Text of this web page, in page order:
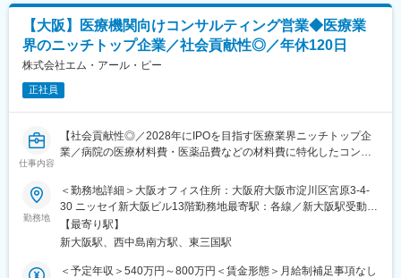
務を通じて医療業界における経営資源の有効活用を計画的に推し
進めることによって、総合ソリューションを提供し、医療経営の
改革、改善に貢献しています。病院経営の外部パートナーとして
重要な役割を担っています。
■当社の特徴：2002年の創業以来、医療機関に対し、「医業収益
に対する材料費率の低減」をテーマに、医療材料費・医薬品費等
の材料費のコスト削減、及び適正な物流を行っています。
変更の範囲：会社の定める業務
【大阪】医療機関向けコンサルティング営業◆医療業
界のニッチトップ企業／社会貢献性◎／年休120日
株式会社エム・アール・ピー
正社員
仕事内容
【社会貢献性◎／2028年にIPOを目指す医療業界ニッチトップ企
業／病院の医療材料費・医薬品費などの材料費に特化したコンサ
■業務概要
医療機関に向けて、診療材料費・医薬品費などのコスト削減か
ら、適正な購入・在庫、または情報管理による材料費の適正なト
ータル管理を目的としたコンサルティング営業業務を行っていた
だきます。
勤務地
＜勤務地詳細＞大阪オフィス住所：大阪府大阪市淀川区宮原3-4-
30 ニッセイ新大阪ビル13階勤務地最寄駅：各線／新大阪駅受動喫
煙対策：敷地内全面禁煙
【最寄り駅】
新大阪駅、西中島南方駅、東三国駅
＜予定年収＞540万円～800万円＜賃金形態＞月給制補足事項なし